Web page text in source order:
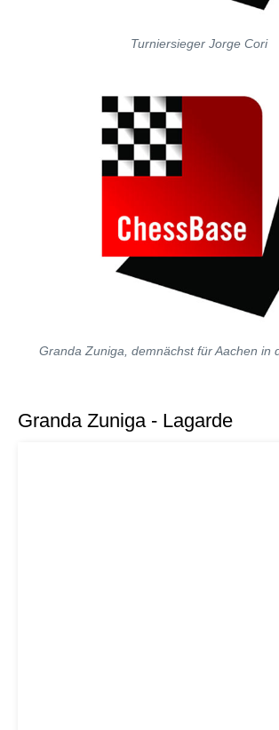
Turniersieger Jorge Cori
Granda Zuniga, demnächst für Aachen in
Granda Zuniga - Lagarde